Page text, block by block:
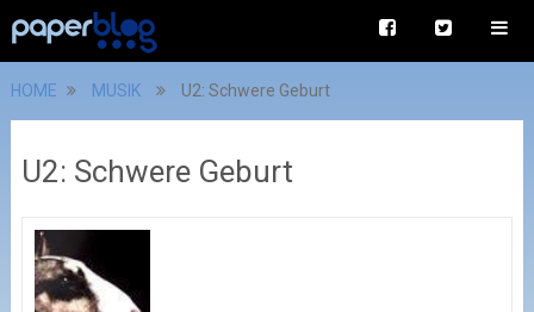
HOME MUSIK U2: Schwere Geburt
U2: Schwere Geburt